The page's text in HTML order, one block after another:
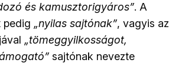
és kamusztorigyáros”. A
pedig „nyilas sajtónak”, vagyis az
„tömeggyilkosságot,
sajtónak nevezte